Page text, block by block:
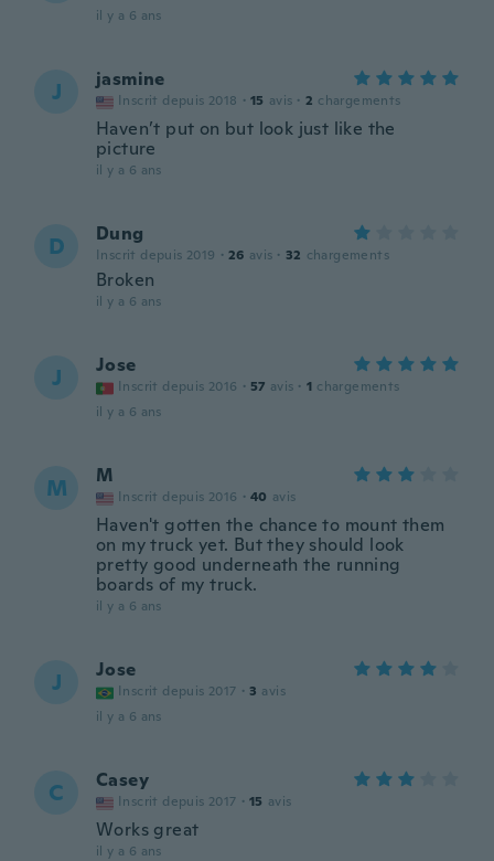
il y a 6 ans
J jasmine
Inscrit depuis 2018 · 15 avis · 2 chargements
Haven’t put on but look just like the
picture
il y a 6 ans
D Dung
Inscrit depuis 2019 · 26 avis · 32 chargements
Broken
il y a 6 ans
J Jose
Inscrit depuis 2016 · 57 avis · 1 chargements
il y a 6 ans
M M
Inscrit depuis 2016 · 40 avis
Haven't gotten the chance to mount them
on my truck yet. But they should look
pretty good underneath the running
boards of my truck.
il y a 6 ans
J Jose
Inscrit depuis 2017 · 3 avis
il y a 6 ans
C Casey
Inscrit depuis 2017 · 15 avis
Works great
il y a 6 ans